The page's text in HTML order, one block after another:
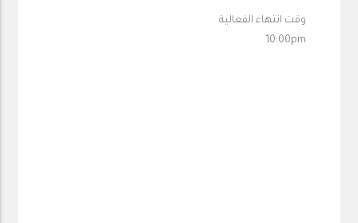
وقت انتهاء الفعالية
10:00pm